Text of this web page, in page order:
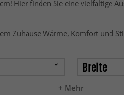
Hier finden Sie eine vielfältige
Zuhause Wärme, Komfort und
+ Mehr
Breite